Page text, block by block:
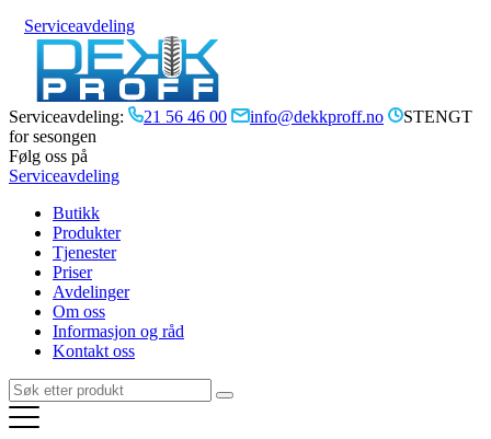
Serviceavdeling
Serviceavdeling: 21 56 46 00 info@dekkproff.no
STENGT
for sesongen
Følg oss på
Serviceavdeling
Butikk
Produkter
Tjenester
Priser
Avdelinger
Om oss
Informasjon og råd
Kontakt oss